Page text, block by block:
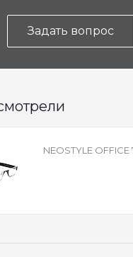
Задать вопрос
NEOSTYLE OFFICE